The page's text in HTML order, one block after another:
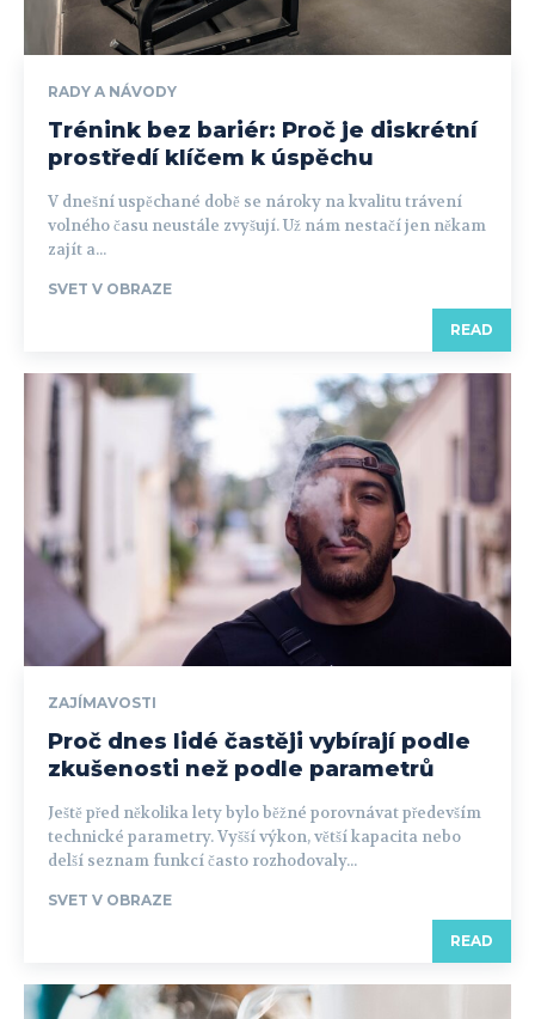
RADY A NÁVODY
Trénink bez bariér: Proč je diskrétní
prostředí klíčem k úspěchu
V dnešní uspěchané době se nároky na kvalitu trávení
volného času neustále zvyšují. Už nám nestačí jen někam
zajít a...
SVET V OBRAZE
READ
ZAJÍMAVOSTI
Proč dnes lidé častěji vybírají podle
zkušenosti než podle parametrů
Ještě před několika lety bylo běžné porovnávat především
technické parametry. Vyšší výkon, větší kapacita nebo
delší seznam funkcí často rozhodovaly...
SVET V OBRAZE
READ